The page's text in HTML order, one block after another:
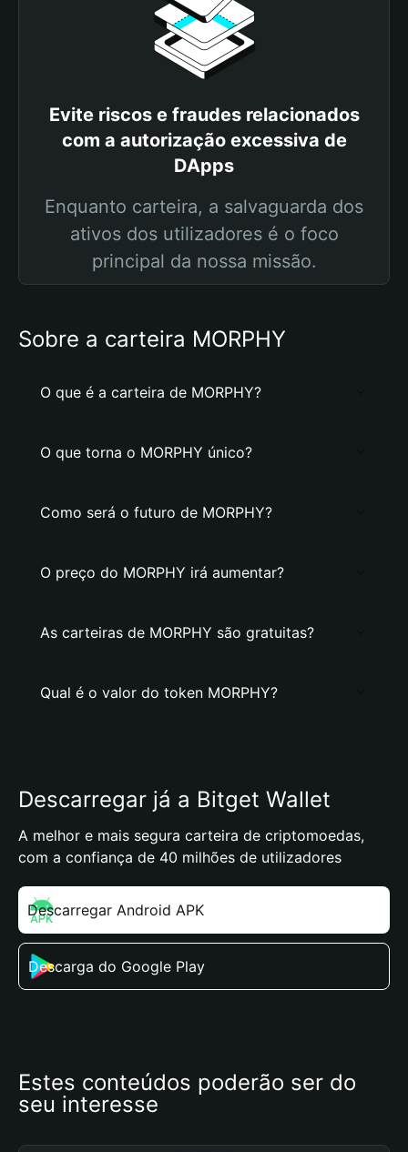
Evite riscos e fraudes relacionados
com a autorização excessiva de
DApps
Enquanto carteira, a salvaguarda dos
ativos dos utilizadores é o foco
principal da nossa missão.
Sobre a carteira MORPHY
O que é a carteira de MORPHY?
O que torna o MORPHY único?
Como será o futuro de MORPHY?
O preço do MORPHY irá aumentar?
As carteiras de MORPHY são gratuitas?
Qual é o valor do token MORPHY?
Descarregar já a Bitget Wallet
A melhor e mais segura carteira de criptomoedas,
com a confiança de 40 milhões de utilizadores
Descarregar Android APK
Descarga do Google Play
Estes conteúdos poderão ser do
seu interesse